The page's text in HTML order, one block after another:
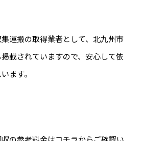
運搬の取得業者として、北九州市
載されていますので、安心して依
ます。